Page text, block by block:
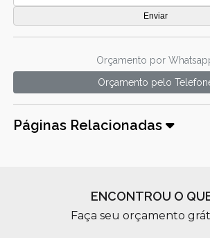
Orçamento por
Orçamento pelo
Páginas Relacionadas
ENCONTROU O
Faça seu orçamento